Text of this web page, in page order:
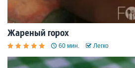
Жареный горох
60 мин. Легко